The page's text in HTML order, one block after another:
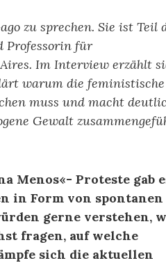
zu sprechen. Sie ist Teil
Professorin für
Im Interview erzählt
warum die feministische
muss und macht
Gewalt
Menos«- Proteste gab
in Form von spontanen
gerne verstehen,
fragen, auf welche
sich die aktuellen